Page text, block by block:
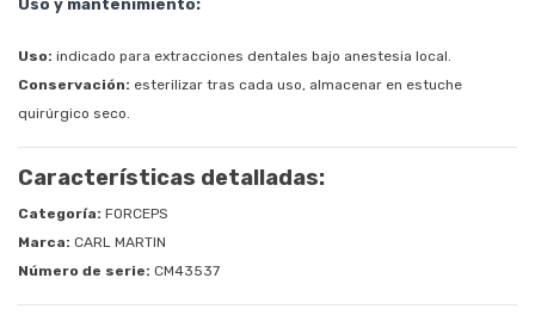
Uso y mantenimiento:
Uso: indicado para extracciones dentales bajo anestesia local.
Conservación: esterilizar tras cada uso, almacenar en estuche
quirúrgico seco.
Características detalladas:
Categoría: FORCEPS
Marca: CARL MARTIN
Número de serie: CM43537